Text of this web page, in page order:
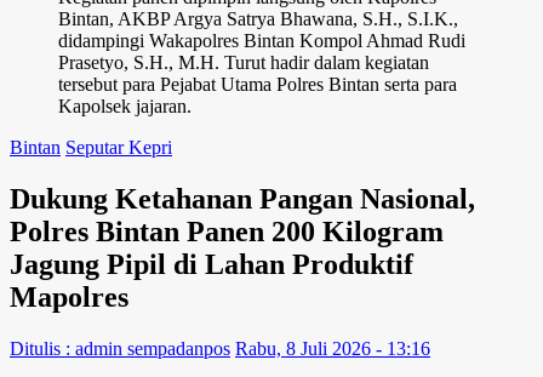
Bintan, AKBP Argya Satrya Bhawana, S.H., S.I.K.,
didampingi Wakapolres Bintan Kompol Ahmad Rudi
Prasetyo, S.H., M.H. Turut hadir dalam kegiatan
tersebut para Pejabat Utama Polres Bintan serta para
Kapolsek jajaran.
Bintan Seputar Kepri
Dukung Ketahanan Pangan Nasional,
Polres Bintan Panen 200 Kilogram
Jagung Pipil di Lahan Produktif
Mapolres
Ditulis : admin sempadanpos Rabu, 8 Juli 2026 - 13:16